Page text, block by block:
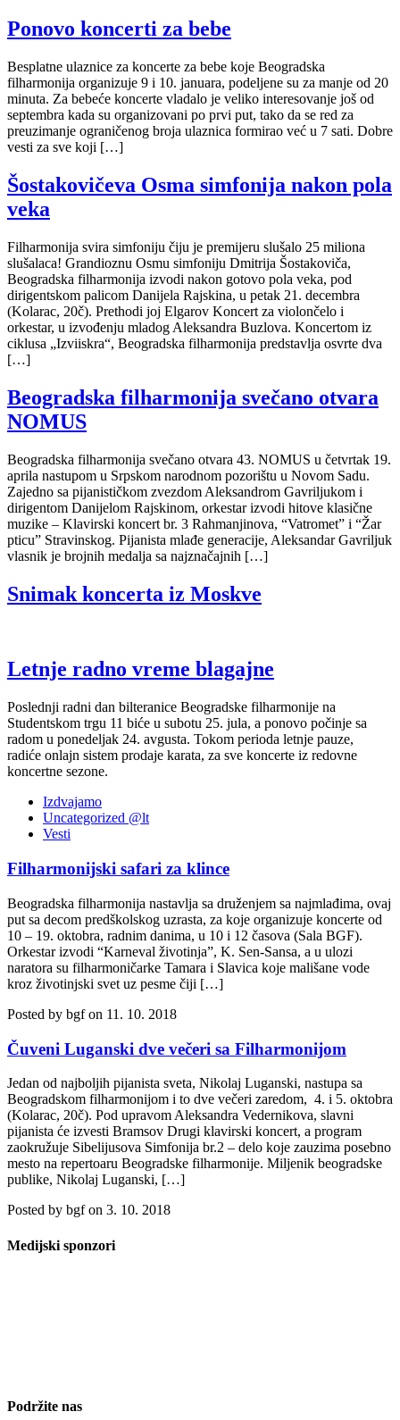
Ponovo koncerti za bebe
Besplatne ulaznice za koncerte za bebe koje Beogradska
filharmonija organizuje 9 i 10. januara, podeljene su za manje od 20
minuta. Za bebeće koncerte vladalo je veliko interesovanje još od
septembra kada su organizovani po prvi put, tako da se red za
preuzimanje ograničenog broja ulaznica formirao već u 7 sati. Dobre
vesti za sve koji […]
Šostakovičeva Osma simfonija nakon pola
veka
Filharmonija svira simfoniju čiju je premijeru slušalo 25 miliona
slušalaca! Grandioznu Osmu simfoniju Dmitrija Šostakoviča,
Beogradska filharmonija izvodi nakon gotovo pola veka, pod
dirigentskom palicom Danijela Rajskina, u petak 21. decembra
(Kolarac, 20č). Prethodi joj Elgarov Koncert za violončelo i
orkestar, u izvođenju mladog Aleksandra Buzlova. Koncertom iz
ciklusa „Izviiskra“, Beogradska filharmonija predstavlja osvrte dva
[…]
Beogradska filharmonija svečano otvara
NOMUS
Beogradska filharmonija svečano otvara 43. NOMUS u četvrtak 19.
aprila nastupom u Srpskom narodnom pozorištu u Novom Sadu.
Zajedno sa pijanističkom zvezdom Aleksandrom Gavriljukom i
dirigentom Danijelom Rajskinom, orkestar izvodi hitove klasične
muzike – Klavirski koncert br. 3 Rahmanjinova, “Vatromet” i “Žar
pticu” Stravinskog. Pijanista mlađe generacije, Aleksandar Gavriljuk
vlasnik je brojnih medalja sa najznačajnih […]
Snimak koncerta iz Moskve
Letnje radno vreme blagajne
Poslednji radni dan bilteranice Beogradske filharmonije na
Studentskom trgu 11 biće u subotu 25. jula, a ponovo počinje sa
radom u ponedelјak 24. avgusta. Tokom perioda letnje pauze,
radiće onlajn sistem prodaje karata, za sve koncerte iz redovne
koncertne sezone.
Izdvajamo
Uncategorized @lt
Vesti
Filharmonijski safari za klince
Beogradska filharmonija nastavlja sa druženjem sa najmlađima, ovaj
put sa decom predškolskog uzrasta, za koje organizuje koncerte od
10 – 19. oktobra, radnim danima, u 10 i 12 časova (Sala BGF).
Orkestar izvodi “Karneval životinja”, K. Sen-Sansa, a u ulozi
naratora su filharmoničarke Tamara i Slavica koje mališane vode
kroz životinjski svet uz pesme čiji […]
Posted by bgf on 11. 10. 2018
Čuveni Luganski dve večeri sa Filharmonijom
Jedan od najboljih pijanista sveta, Nikolaj Luganski, nastupa sa
Beogradskom filharmonijom i to dve večeri zaredom, 4. i 5. oktobra
(Kolarac, 20č). Pod upravom Aleksandra Vedernikova, slavni
pijanista će izvesti Bramsov Drugi klavirski koncert, a program
zaokružuje Sibelijusova Simfonija br.2 – delo koje zauzima posebno
mesto na repertoaru Beogradske filharmonije. Miljenik beogradske
publike, Nikolaj Luganski, […]
Posted by bgf on 3. 10. 2018
Medijski sponzori
Podržite nas